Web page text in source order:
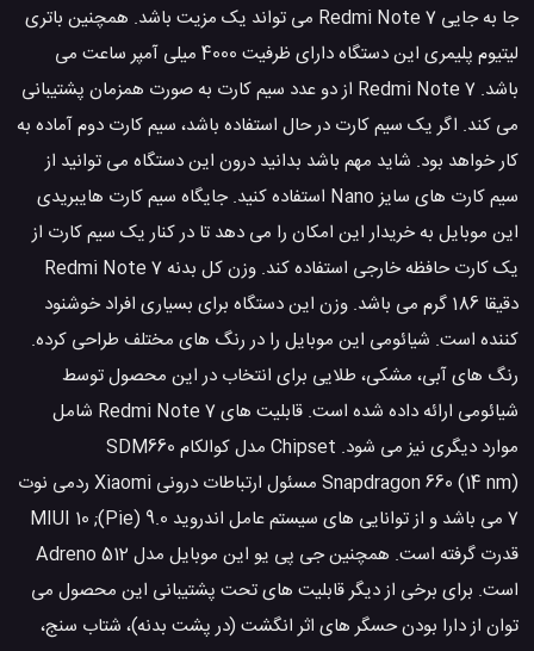
جا به جایی Redmi Note 7 می تواند یک مزیت باشد. همچنین باتری
لیتیوم پلیمری این دستگاه دارای ظرفیت 4000 میلی آمپر ساعت می
باشد. Redmi Note 7 از دو عدد سیم کارت به صورت همزمان پشتیبانی
می کند. اگر یک سیم کارت در حال استفاده باشد، سیم کارت دوم آماده به
کار خواهد بود. شاید مهم باشد بدانید درون این دستگاه می توانید از
سیم کارت های سایز Nano استفاده کنید. جایگاه سیم کارت هایبریدی
این موبایل به خریدار این امکان را می دهد تا در کنار یک سیم کارت از
یک کارت حافظه خارجی استفاده کند. وزن کل بدنه Redmi Note 7
دقیقا 186 گرم می باشد. وزن این دستگاه برای بسیاری افراد خوشنود
کننده است. شیائومی این موبایل را در رنگ های مختلف طراحی کرده.
رنگ های آبی، مشکی، طلایی برای انتخاب در این محصول توسط
شیائومی ارائه داده شده است. قابلیت های Redmi Note 7 شامل
موارد دیگری نیز می شود. Chipset مدل کوالکام SDM660
Snapdragon 660 (14 nm) مسئول ارتباطات درونی Xiaomi ردمی نوت
7 می باشد و از توانایی های سیستم عامل اندروید 9.0 (Pie); MIUI 10
قدرت گرفته است. همچنین جی پی یو این موبایل مدل Adreno 512
است. برای برخی از دیگر قابلیت های تحت پشتیبانی این محصول می
توان از دارا بودن حسگر های اثر انگشت (در پشت بدنه)، شتاب سنج،